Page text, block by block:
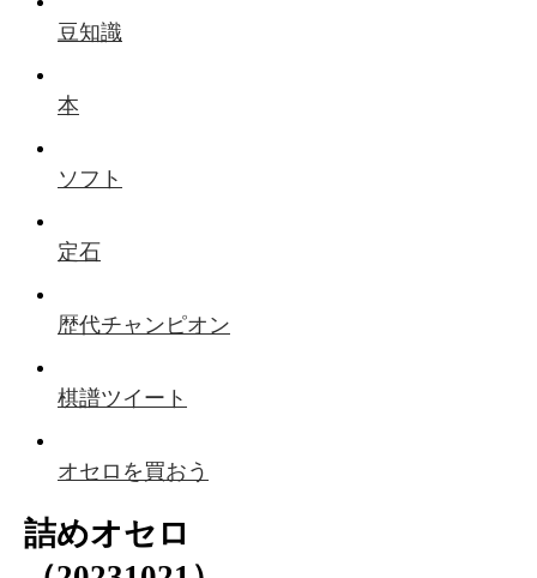
豆知識
本
ソフト
定石
歴代チャンピオン
棋譜ツイート
オセロを買おう
詰めオセロ